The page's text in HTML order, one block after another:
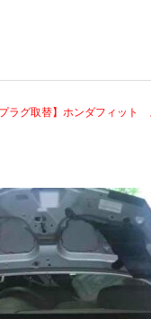
プラグ取替】ホンダフィット